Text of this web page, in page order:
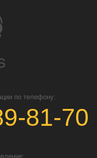
по телефону:
81-70